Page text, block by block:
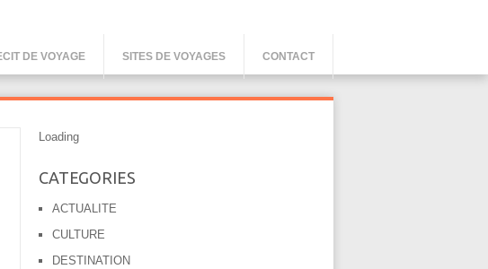
DE VOYAGE SITES DE VOYAGES CONTACT
Loading
CATEGORIES
ACTUALITE
CULTURE
DESTINATION